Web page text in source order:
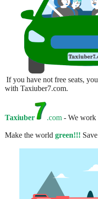
If you have not free seats,
with Taxiuber7.com.
Taxiuber .com - We work
Make the world green!!!